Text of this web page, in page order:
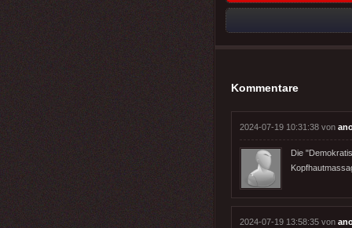
Kommentare
2024-07-19 10:31:38 von
Die
2024-07-19 13:58:35 von